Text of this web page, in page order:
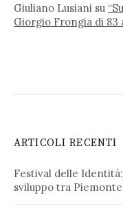
Giuliano Lusiani su
Giorgio Frongia di 83
ARTICOLI RECENTI
Festival delle
sviluppo tra